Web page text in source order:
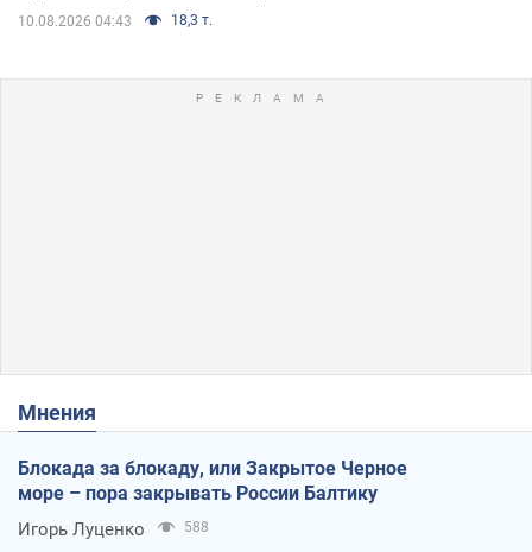
10.08.2026 04:43 18,3 т.
Мнения
Блокада за блокаду, или Закрытое Черное
море – пора закрывать России Балтику
Игорь Луценко 588